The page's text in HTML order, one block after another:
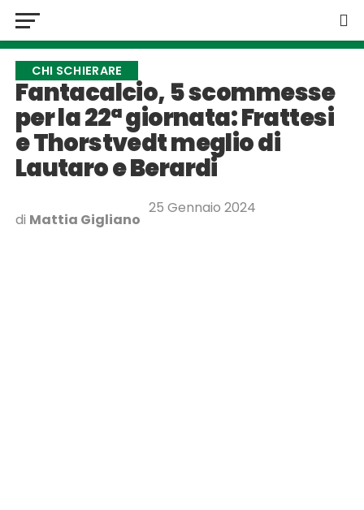
CHI SCHIERARE
Fantacalcio, 5 scommesse
per la 22ª giornata: Frattesi
e Thorstvedt meglio di
Lautaro e Berardi
di Mattia Gigliano
25 Gennaio 2024